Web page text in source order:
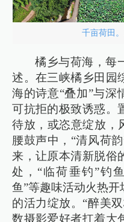
千亩荷田
橘乡与荷海，每
述。在三峡橘乡田园
海的诗意“叠加”与深
可抗拒的极致诱惑。
待放，或恣意绽放，
腰鼓声中，“清风荷
来，让原本清新脱俗
处，“临荷垂钓”钓
鱼”等趣味活动火热
的活力绽放。“醉美
数摄影爱好者扛着大